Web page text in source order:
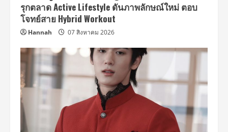
ไฟ
ใจกลาง
เมือง
กาญจนบุรี
พร้อม
ประ
ความ
ด้วย
“Thunder
ROCXPLORER”
Session
Show
รุกตลาด Active Lifestyle ดันภาพลักษณ์ใหม่ ตอบ
โจทย์สาย Hybrid Workout
Hannah 07 สิงหาคม 2026